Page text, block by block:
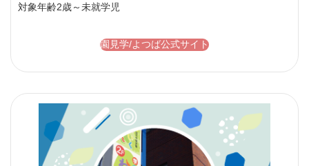
対象年齢2歳～未就学児
園見学/よつば公式サイト